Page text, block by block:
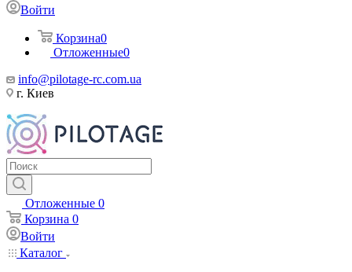
Войти
Корзина0
Отложенные0
info@pilotage-rc.com.ua
г. Киев
Отложенные 0
Корзина 0
Войти
Каталог